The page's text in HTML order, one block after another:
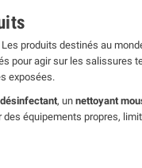
produits destinés au
pour agir sur les salissures
exposées.
, un nettoyant
des équipements propres,